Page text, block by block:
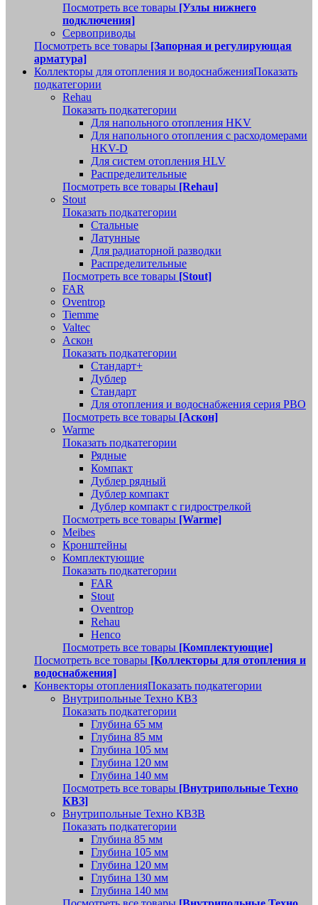
Посмотреть все товары [Узлы нижнего
подключения]
Сервоприводы
Посмотреть все товары [Запорная и регулирующая
арматура]
Коллекторы для отопления и водоснабженияПоказать
подкатегории
Rehau
Показать подкатегории
Для напольного отопления HKV
Для напольного отопления с расходомерами
HKV-D
Для систем отопления HLV
Распределительные
Посмотреть все товары [Rehau]
Stout
Показать подкатегории
Стальные
Латунные
Для радиаторной разводки
Распределительные
Посмотреть все товары [Stout]
FAR
Oventrop
Tiemme
Valtec
Аскон
Показать подкатегории
Стандарт+
Дублер
Стандарт
Для отопления и водоснабжения серия РВО
Посмотреть все товары [Аскон]
Warme
Показать подкатегории
Рядные
Компакт
Дублер рядный
Дублер компакт
Дублер компакт с гидрострелкой
Посмотреть все товары [Warme]
Meibes
Кронштейны
Комплектующие
Показать подкатегории
FAR
Stout
Oventrop
Rehau
Henco
Посмотреть все товары [Комплектующие]
Посмотреть все товары [Коллекторы для отопления и
водоснабжения]
Конвекторы отопленияПоказать подкатегории
Внутрипольные Техно КВЗ
Показать подкатегории
Глубина 65 мм
Глубина 85 мм
Глубина 105 мм
Глубина 120 мм
Глубина 140 мм
Посмотреть все товары [Внутрипольные Техно
КВЗ]
Внутрипольные Техно КВЗВ
Показать подкатегории
Глубина 85 мм
Глубина 105 мм
Глубина 120 мм
Глубина 130 мм
Глубина 140 мм